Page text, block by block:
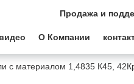
Продажа и
видео О Компании
с материалом 1,4835 К45,